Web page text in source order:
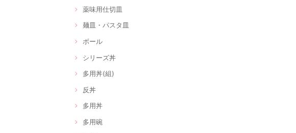
薬味用仕切皿
麺皿・パスタ皿
ボール
シリーズ丼
多用丼(組)
反丼
多用丼
多用碗